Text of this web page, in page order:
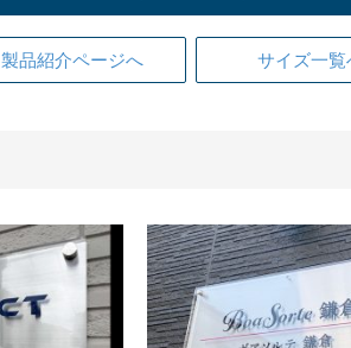
製品紹介ページへ サイズ一覧